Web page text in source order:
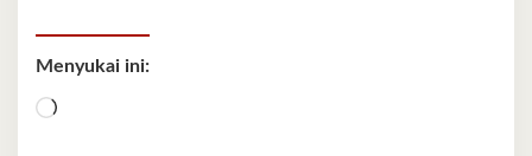
Menyukai ini:
Memuat...